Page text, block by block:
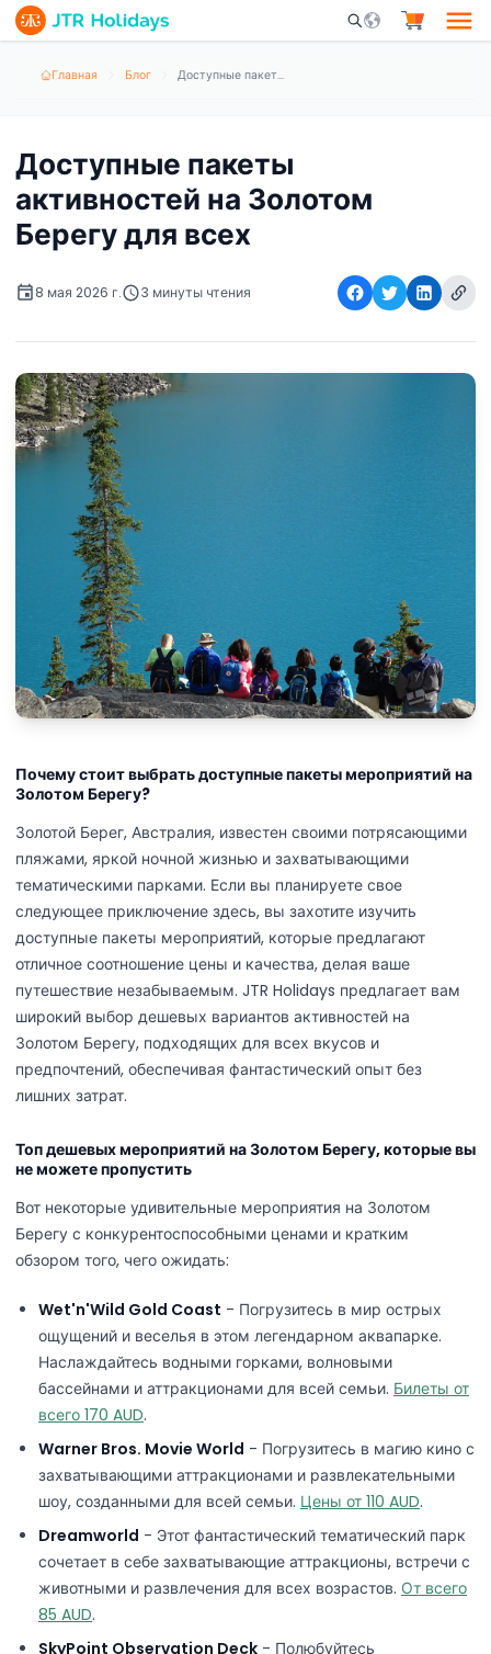
Mobile Search
Главная Блог Доступные пакеты активностей на Золотом Берегу для всех
Доступные пакеты
активностей на Золотом
Берегу для всех
8 мая 2026 г. 3 минуты чтения
Почему стоит выбрать доступные пакеты мероприятий на
Золотом Берегу?
Золотой Берег, Австралия, известен своими потрясающими
пляжами, яркой ночной жизнью и захватывающими
тематическими парками. Если вы планируете свое
следующее приключение здесь, вы захотите изучить
доступные пакеты мероприятий, которые предлагают
отличное соотношение цены и качества, делая ваше
путешествие незабываемым. JTR Holidays предлагает вам
широкий выбор дешевых вариантов активностей на
Золотом Берегу, подходящих для всех вкусов и
предпочтений, обеспечивая фантастический опыт без
лишних затрат.
Топ дешевых мероприятий на Золотом Берегу, которые вы
не можете пропустить
Вот некоторые удивительные мероприятия на Золотом
Берегу с конкурентоспособными ценами и кратким
обзором того, чего ожидать:
Wet'n'Wild Gold Coast - Погрузитесь в мир острых
ощущений и веселья в этом легендарном аквапарке.
Наслаждайтесь водными горками, волновыми
бассейнами и аттракционами для всей семьи. Билеты от
всего 170 AUD.
Warner Bros. Movie World - Погрузитесь в магию кино с
захватывающими аттракционами и развлекательными
шоу, созданными для всей семьи. Цены от 110 AUD.
Dreamworld - Этот фантастический тематический парк
сочетает в себе захватывающие аттракционы, встречи с
животными и развлечения для всех возрастов. От всего
85 AUD.
SkyPoint Observation Deck - Полюбуйтесь